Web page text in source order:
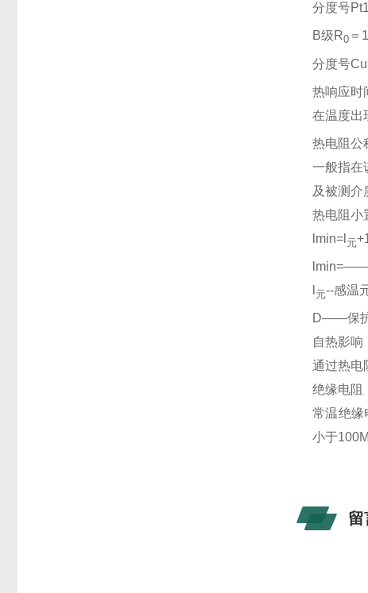
分度号
B级R0 ＝
分度号
热响应时
在温度出
热电阻公
一般指在
及被测介
热电阻小
lmin=l 元
lmin=――
元--感温
D――保
自热影响
通过热电
绝缘电阻
常温绝缘
小于
留